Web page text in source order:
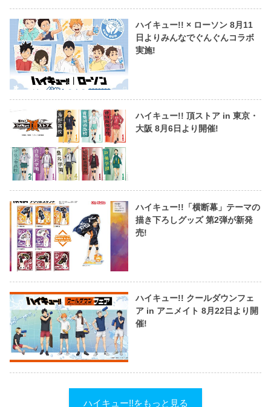
ハイキュー!! × ローソン 8月11
日よりみんなでぐんぐんコラボ
実施!
ハイキュー!! 頂ストア in 東京・
大阪 8月6日より開催!
ハイキュー!!「横断幕」テーマの
描き下ろしグッズ 第2弾が新発
売!
ハイキュー!! クールダウンフェ
ア in アニメイト 8月22日より開
催!
ハイキュー!!をもっと見る